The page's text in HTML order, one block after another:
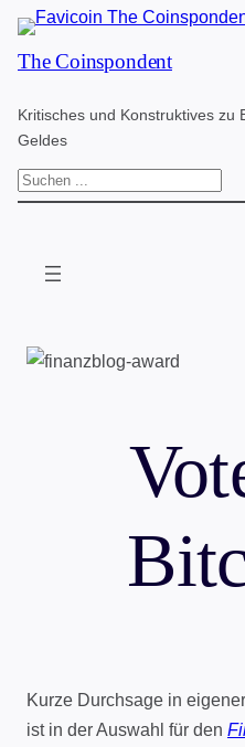
Zum
Inhalt
The Coinspondent
Kritisches und Konstruktives zu
Geldes
S
Kurze Durchsage in
ist in der Auswahl für den